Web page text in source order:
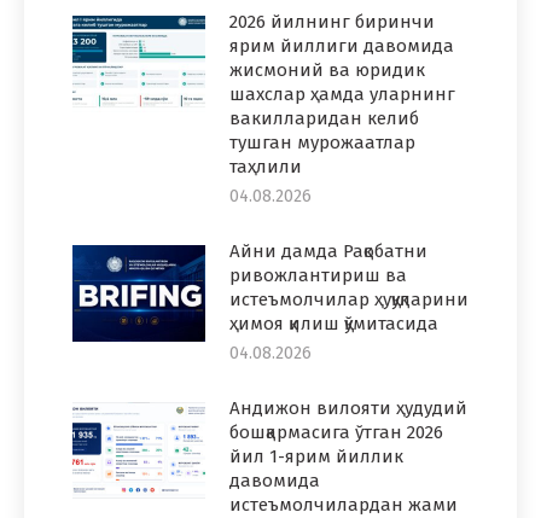
2026 йилнинг биринчи
ярим йиллиги давомида
жисмоний ва юридик
шахслар ҳамда уларнинг
вакилларидан келиб
тушган мурожаатлар
таҳлили
04.08.2026
Айни дамда Рақобатни
ривожлантириш ва
истеъмолчилар ҳуқуқларини
ҳимоя қилиш қўмитасида
04.08.2026
Андижон вилояти ҳудудий
бошқармасига ўтган 2026
йил 1-ярим йиллик
давомида
истеъмолчилардан жами